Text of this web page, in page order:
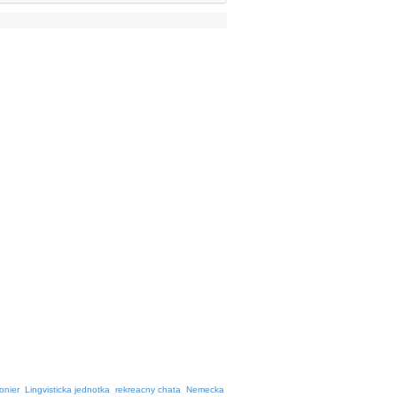
Lingvisticka jednotka rekreacny chata Nemecka